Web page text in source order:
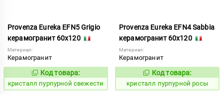
Provenza Eureka EFN5 Grigio
керамогранит 60x120
Материал:
Керамогранит
821958
Код товара:
кристалл пурпурной свежести
Provenza Eureka EFN4 Sabbia
керамогранит 60x120
Материал:
Керамогранит
821957
Код товара:
кристалл пурпурной росы